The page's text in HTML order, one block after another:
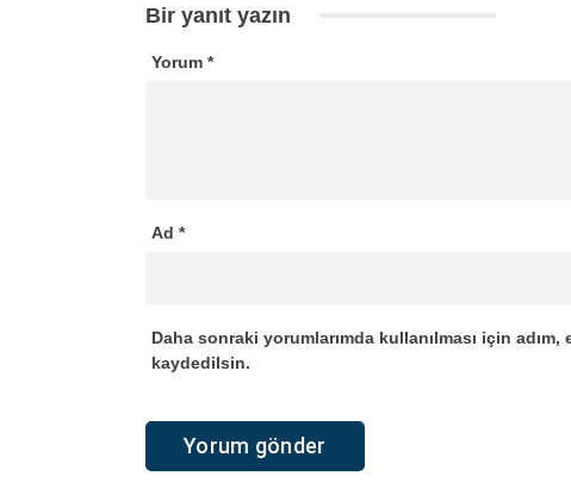
Bir yanıt yazın
Yorum *
Ad *
Daha sonraki yorumlarımda kullanılması için
kaydedilsin.